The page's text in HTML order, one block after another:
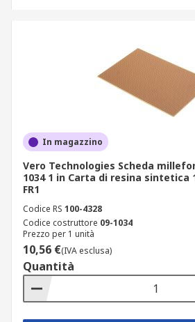
In magazzino
Vero Technologies Scheda
1034 1 in Carta di resina sintetica
FR1
Codice RS 100-4328
Codice costruttore 09-1034
Prezzo per 1 unità
10,56 €(IVA esclusa)
Quantità